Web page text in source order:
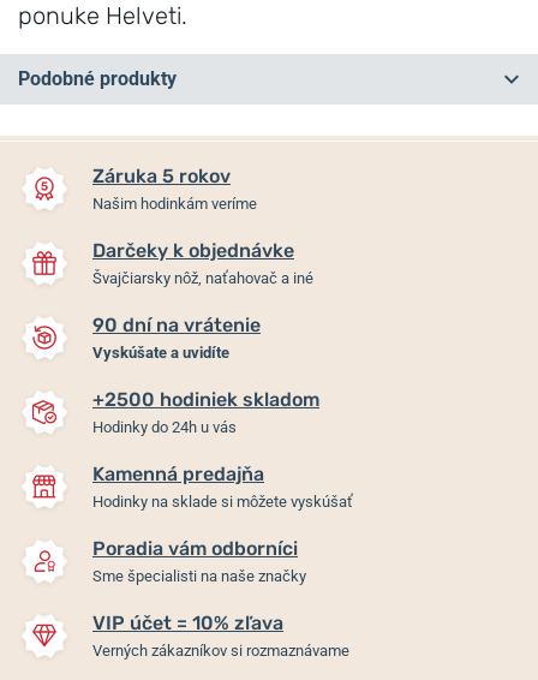
ponuke Helveti.
Podobné produkty
Boccia Titanium 3272-03
Skladom
119 €
Záruka 5 rokov
Našim hodinkám veríme
Darčeky k objednávke
Švajčiarsky nôž, naťahovač a iné
90 dní na vrátenie
Vyskúšate a uvidíte
+2500 hodiniek skladom
Hodinky do 24h u vás
Kamenná predajňa
Hodinky na sklade si môžete vyskúšať
Poradia vám odborníci
Sme špecialisti na naše značky
VIP účet = 10% zľava
Verných zákazníkov si rozmaznávame